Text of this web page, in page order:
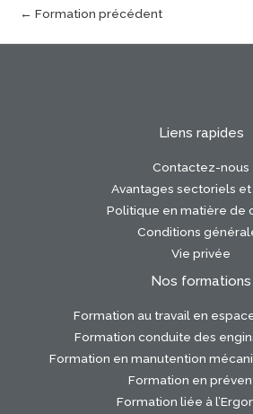
← Formation précédent
Liens rapides
Contactez-nous
Avantages sectoriels et
Politique en matière de
Conditions
Vie privée
Nos formations
Formation au travail en
Formation conduite des
Formation en manutention
Formation en
Formation liée à